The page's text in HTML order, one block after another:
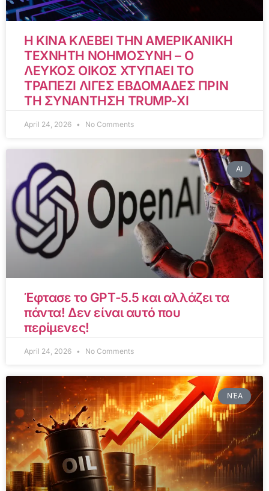
Η ΚΙΝΑ ΚΛΕΒΕΙ ΤΗΝ ΑΜΕΡΙΚΑΝΙΚΗ
ΤΕΧΝΗΤΗ ΝΟΗΜΟΣΥΝΗ – Ο
ΛΕΥΚΟΣ ΟΙΚΟΣ ΧΤΥΠΑΕΙ ΤΟ
ΤΡΑΠΕΖΙ ΛΙΓΕΣ ΕΒΔΟΜΑΔΕΣ ΠΡΙΝ
ΤΗ ΣΥΝΑΝΤΗΣΗ TRUMP-XI
April 24, 2026 No Comments
AI
Έφτασε το GPT-5.5 και αλλάζει τα
πάντα! Δεν είναι αυτό που
περίμενες!
April 24, 2026 No Comments
ΝΈΑ